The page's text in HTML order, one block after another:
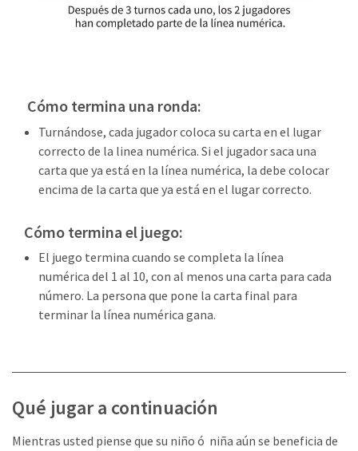
Cómo termina una ronda:
Turnándose, cada jugador coloca su carta en el lugar
correcto de la linea numérica. Si el jugador saca una
carta que ya está en la línea numérica, la debe colocar
encima de la carta que ya está en el lugar correcto.
Cómo termina el juego:
El juego termina cuando se completa la línea
numérica del 1 al 10, con al menos una carta para cada
número. La persona que pone la carta final para
terminar la línea numérica gana.
Qué jugar a continuación
Mientras usted piense que su niño ó niña aún se beneficia de